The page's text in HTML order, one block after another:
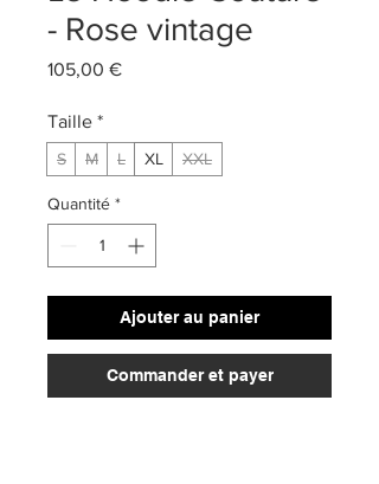
- Rose vintage
105,00 €Prix
Taille *
S M L XL XXL
Quantité *
Ajouter au panier
Commander et payer